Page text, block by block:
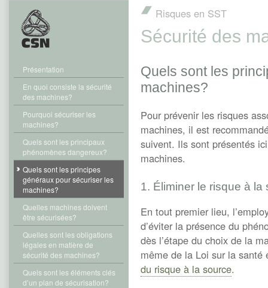
Présentation
En quoi consiste la sécurité
des machines?
Pourquoi sécuriser les
machines?
Quels sont les principaux
phénomènes dangereux?
Quels sont les principes
généraux pour sécuriser les
machines?
Quelles machines doivent
être sécurisées?
Quelles sont les obligations
légales en matière de
sécurité des machines?
Quels sont les éléments clés
d’un plan de sécurisation?
Risques en SST
Sécurité des
Quels sont les
machines?
Pour prévenir les risques
machines, il est
suivent. Ils sont présentés
machines.
1. Éliminer le risque à la
En tout premier lieu,
d’éviter la présence du
dès l’étape du choix de la
même de la Loi sur la santé
du risque à la source.